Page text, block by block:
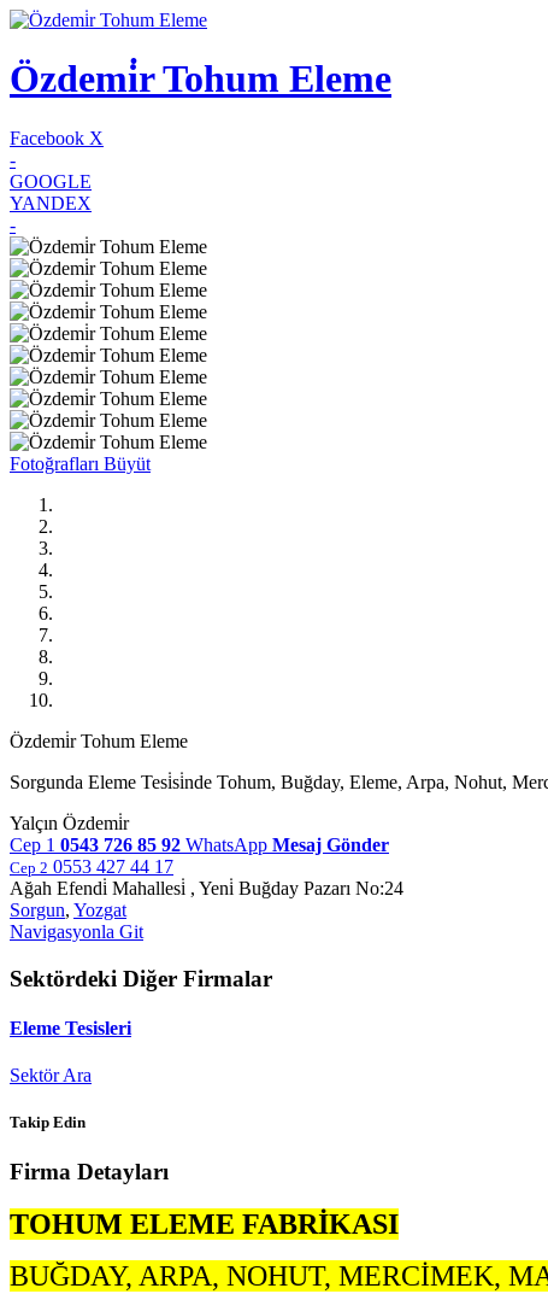
Özdemi̇r Tohum Eleme
Facebook X
-
GOOGLE
YANDEX
-
Fotoğrafları Büyüt
Özdemi̇r Tohum Eleme
Sorgunda Eleme Tesi̇si̇nde Tohum, Buğday, Eleme, Arpa, Nohut,
Yalçın Özdemi̇r
Cep 1 0543 726 85 92 WhatsApp Mesaj Gönder
Cep 2 0553 427 44 17
Ağah Efendi̇ Mahallesi̇ , Yeni̇ Buğday Pazarı No:24
Sorgun, Yozgat
Navigasyonla Git
Sektördeki Diğer Firmalar
Eleme Tesisleri
Sektör Ara
Takip Edin
Firma Detayları
TOHUM ELEME FABRİKASI
BUĞDAY, ARPA, NOHUT, MERCİMEK,